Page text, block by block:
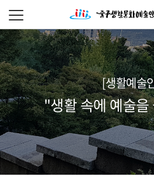
[생활예술
"생활 속에 예술